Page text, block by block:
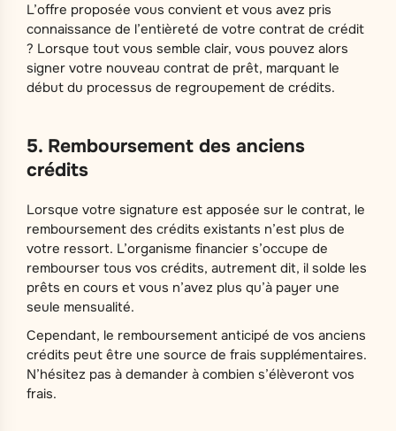
L’offre proposée vous convient et vous avez pris
connaissance de l’entièreté de votre contrat de crédit
? Lorsque tout vous semble clair, vous pouvez alors
signer votre nouveau contrat de prêt, marquant le
début du processus de regroupement de crédits.
5. Remboursement des anciens
crédits
Lorsque votre signature est apposée sur le contrat, le
remboursement des crédits existants n’est plus de
votre ressort. L’organisme financier s’occupe de
rembourser tous vos crédits, autrement dit, il solde les
prêts en cours et vous n’avez plus qu’à payer une
seule mensualité.
Cependant, le remboursement anticipé de vos anciens
crédits peut être une source de frais supplémentaires.
N’hésitez pas à demander à combien s’élèveront vos
frais.